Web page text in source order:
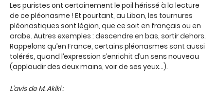
Les puristes ont certainement le poil hérissé à la lecture
de ce pléonasme ! Et pourtant, au Liban, les tournures
pléonastiques sont légion, que ce soit en français ou en
arabe. Autres exemples : descendre en bas, sortir dehors.
Rappelons qu’en France, certains pléonasmes sont aussi
tolérés, quand l’expression s’enrichit d’un sens nouveau
(applaudir des deux mains, voir de ses yeux…).
L’avis de M. Akiki :